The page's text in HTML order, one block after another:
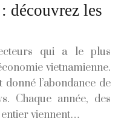
découvrez les
qui a le plus
vietnamienne.
donné l’abondance de
Chaque année, des
viennent…